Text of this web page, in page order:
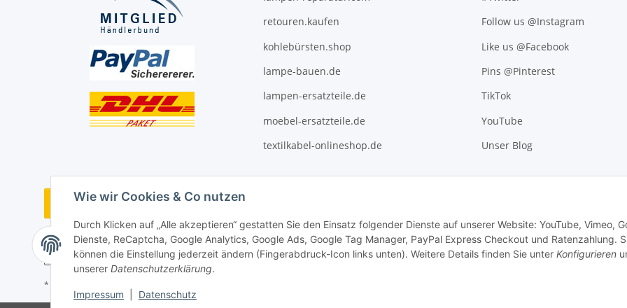
Wie wir Cookies & Co nutzen
Durch Klicken auf „Alle akzeptieren“ gestatten Sie den Einsatz folgender Dienste auf unserer Website: YouTube, Vimeo,
Dienste, ReCaptcha, Google Analytics, Google Ads, Google Tag Manager, PayPal Express Checkout und Ratenzahlung.
können die Einstellung jederzeit ändern (Fingerabdruck-Icon links unten). Weitere Details finden Sie unter Konfigurieren
unserer Datenschutzerklärung.
Impressum Datenschutz
retouren.kaufen
kohlebürsten.shop
lampe-bauen.de
lampen-ersatzteile.de
moebel-ersatzteile.de
textilkabel-onlineshop.de
Follow us @Instagram
Like us @Facebook
Pins @Pinterest
TikTok
YouTube
Unser Blog
Vertrag widerrufen
* Alle Preise inkl. gesetzlicher USt., ** siehe Lieferbedingungen, zzgl.